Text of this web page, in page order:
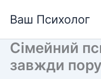
Ваш Психолог
Сімейний
завжди